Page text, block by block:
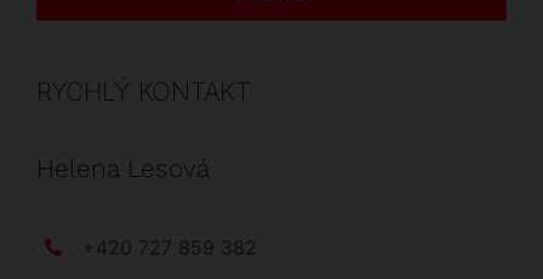
RYCHLÝ KONTAKT
Helena Lesová
+420 727 859 382